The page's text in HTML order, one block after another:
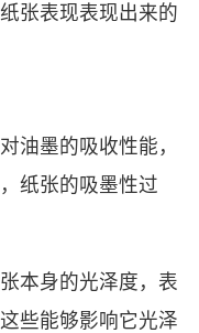
张表现表现出来的
油墨的吸收性能，
纸张的吸墨性过
本身的光泽度，表
些能够影响它光泽